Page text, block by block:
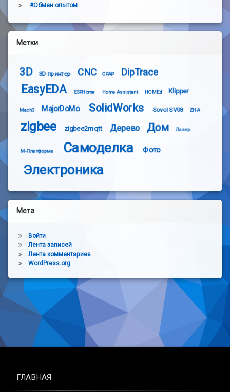
#Обмен опытом
Метки
3D 3D принтер CNC CPAP DipTrace
EasyEDA ESPHome Home Assistant HOMEd Klipper
Mach3 MajorDoMo SolidWorks Sovol SV08 ZHA
zigbee zigbee2mqtt Дерево Дом Лазер
М-Платформа Самоделка Фото
Электроника
Мета
Войти
Лента записей
Лента комментариев
WordPress.org
ГЛАВНАЯ